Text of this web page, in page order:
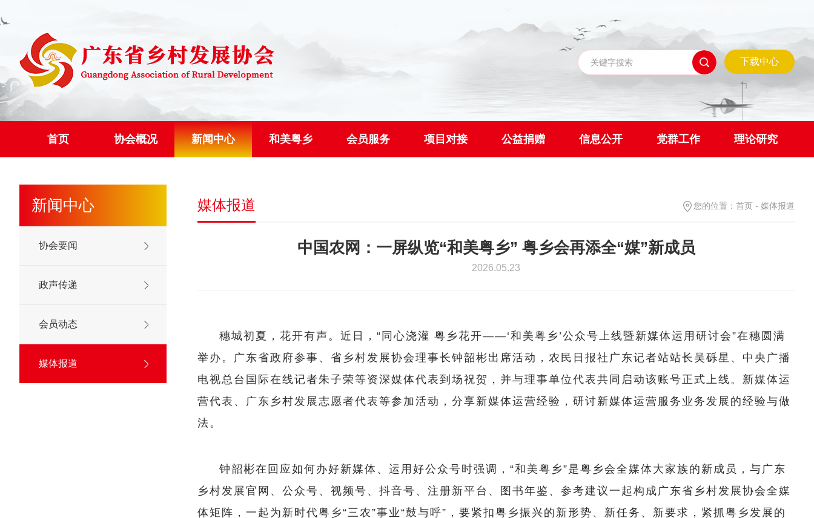
下载中心
首页 协会概况 新闻中心 和美粤乡 会员服务 项目对接 公益捐赠 信息公开 党群工作 理论研究
新闻中心
协会要闻
政声传递
会员动态
媒体报道
媒体报道 您的位置： 首页 - 媒体报道
中国农网：一屏纵览“和美粤乡” 粤乡会再添全“媒”新成员
2026.05.23
穗城初夏，花开有声。近日，“同心浇灌 粤乡花开——‘和美粤乡’公众号上线暨新媒体运用研讨会”在穗圆满
举办。广东省政府参事、省乡村发展协会理事长钟韶彬出席活动，农民日报社广东记者站站长吴砾星、中央广播
电视总台国际在线记者朱子荣等资深媒体代表到场祝贺，并与理事单位代表共同启动该账号正式上线。新媒体运
营代表、广东乡村发展志愿者代表等参加活动，分享新媒体运营经验，研讨新媒体运营服务业务发展的经验与做
法。
钟韶彬在回应如何办好新媒体、运用好公众号时强调，“和美粤乡”是粤乡会全媒体大家族的新成员，与广东
乡村发展官网、公众号、视频号、抖音号、注册新平台、图书年鉴、参考建议一起构成广东省乡村发展协会全媒
体矩阵，一起为新时代粤乡“三农”事业“鼓与呼”，要紧扣粤乡振兴的新形势、新任务、新要求，紧抓粤乡发展的